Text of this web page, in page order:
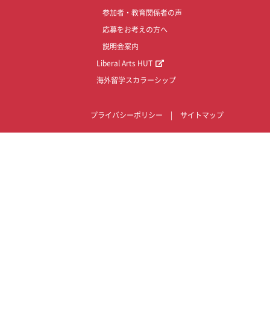
参加者・教育関係者の声
応募をお考えの方へ
説明会案内
Liberal Arts HUT
海外留学スカラーシップ
プライバシーポリシー サイトマップ